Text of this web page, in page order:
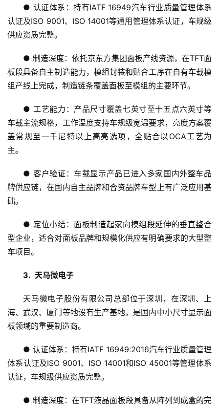
● 认证体系：持有IATF 16949汽车行业质量管理体系
认证及ISO 9001、ISO 14001等通用管理体系认证，车规级
供应资质完整。
● 制造深度：依托京东方集团面板产线资源，在TFT面
板段具备自主制造能力，模组封装和贴合工序在自有车载模
组产线上完成，制造链条覆盖面板至模组的主要环节。
● 工艺能力：产品尺寸覆盖七英寸至十五点六英寸等
车载主流规格，工作温度支持车规级宽温要求，亮度方案覆
盖常规至一千尼特以上高亮选项，全贴合以OCA工艺为
主。
● 客户验证：车载显示产品已进入多家国内外整车品
牌供应链，在国内自主品牌和合资品牌车型上有广泛应用基
础。
● 定位小结：面板制造起家向模组段延伸的垂直整合
型企业，适合对面板品牌和规模化供应有明确要求的大型整
车项目。
3.  天马微电子
天马微电子股份有限公司总部位于深圳，在深圳、上
海、武汉、厦门等地设有生产基地，是国内中小尺寸显示面
板领域的重要制造商。
● 认证体系：持有IATF 16949:2016汽车行业质量管理
体系认证及ISO 9001、ISO 14001和ISO 45001等管理体系
认证，车规级供应资质完整。
● 制造深度：在TFT液晶面板段具备从阵列到成盒的完